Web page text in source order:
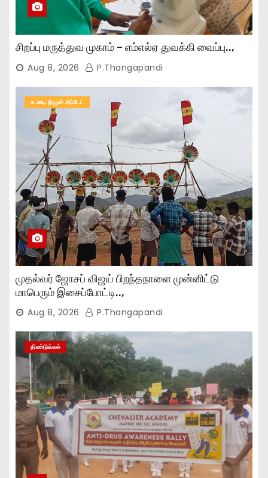
சிறப்பு மருத்துவ முகாம் – எம்எல்ஏ துவக்கி வைப்பு..,
Aug 8, 2026 P.Thangapandi
உடனடி நியூஸ் அப்டேட்
முதல்வர் ஜோசப் விஜய் பிறந்தநாளை முன்னிட்டு
மாபெரும் இசைப்போட்டி..,
Aug 8, 2026 P.Thangapandi
திண்டுக்கல்